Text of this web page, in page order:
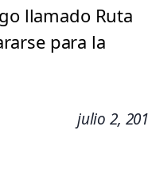
llamado Ruta
para la
julio 2,